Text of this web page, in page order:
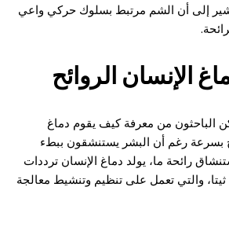
إلى أن الشم مرتبط بسلوك حركي واعي
الإنسان الروائح
الباحثون من معرفة كيف يقوم دماغ
بسرعة رغم أن البشر يستنشقون ببطء
رائحة ما، يولد دماغ الإنسان ترددات
والتي تعمل على تنظيم وتنشيط معالجة